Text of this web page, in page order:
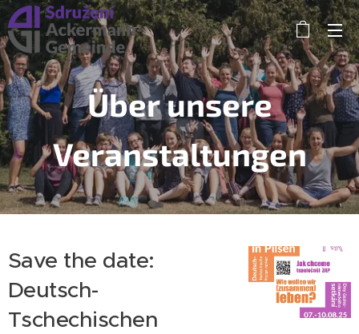
Über unsere
Veranstaltungen
Save the date:
Deutsch-
Tschechischen